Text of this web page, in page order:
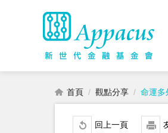
首頁 觀點分享 命運多
回上一頁